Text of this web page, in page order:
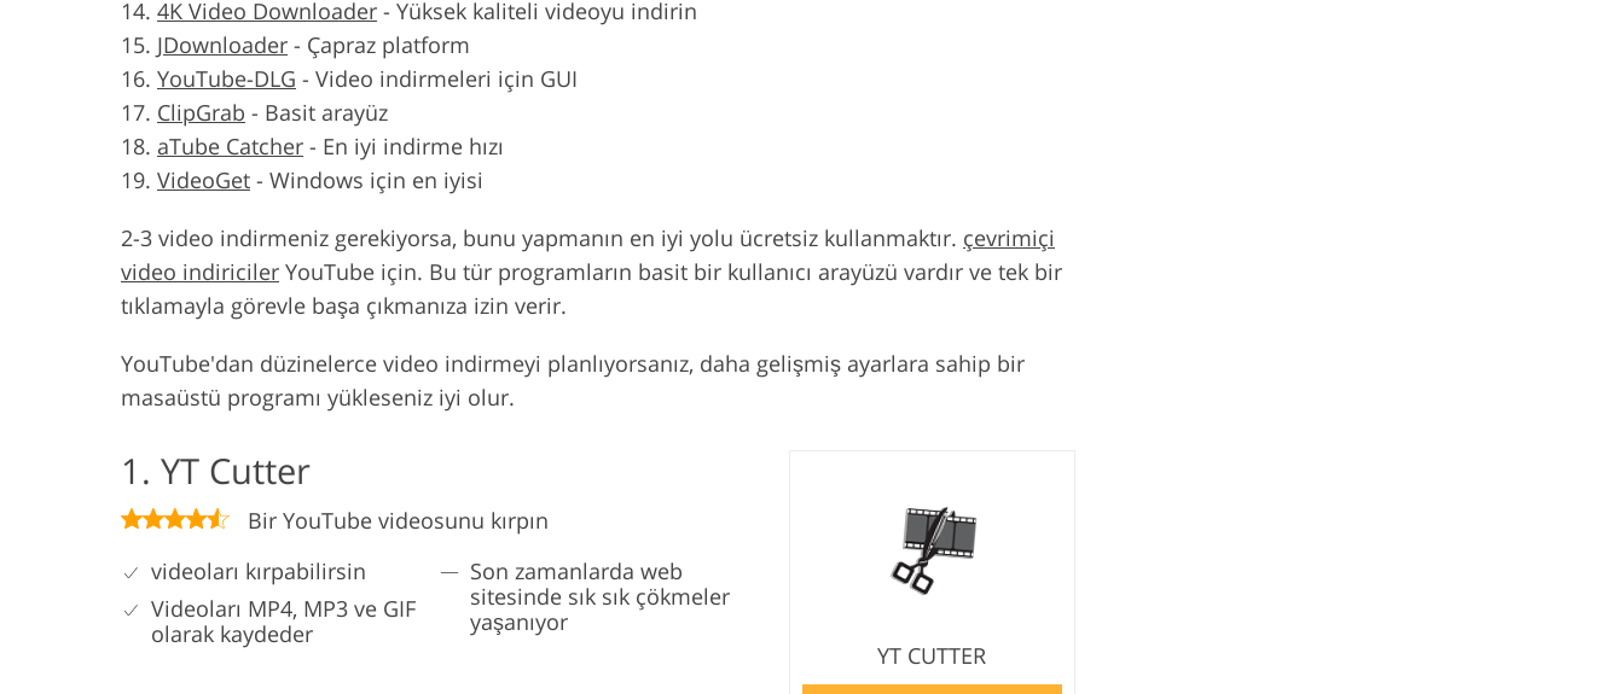
4K Video Downloader - Yüksek kaliteli videoyu indirin
JDownloader - Çapraz platform
YouTube-DLG - Video indirmeleri için GUI
ClipGrab - Basit arayüz
aTube Catcher - En iyi indirme hızı
VideoGet - Windows için en iyisi
2-3 video indirmeniz gerekiyorsa, bunu yapmanın en iyi yolu ücretsiz kullanmaktır. çevrimiçi
video indiriciler YouTube için. Bu tür programların basit bir kullanıcı arayüzü vardır ve tek bir
tıklamayla görevle başa çıkmanıza izin verir.
YouTube'dan düzinelerce video indirmeyi planlıyorsanız, daha gelişmiş ayarlara sahip bir
masaüstü programı yükleseniz iyi olur.
1. YT Cutter
Bir YouTube videosunu kırpın
videoları kırpabilirsin
Videoları MP4, MP3 ve GIF
olarak kaydeder
Son zamanlarda web
sitesinde sık sık çökmeler
yaşanıyor
YT CUTTER